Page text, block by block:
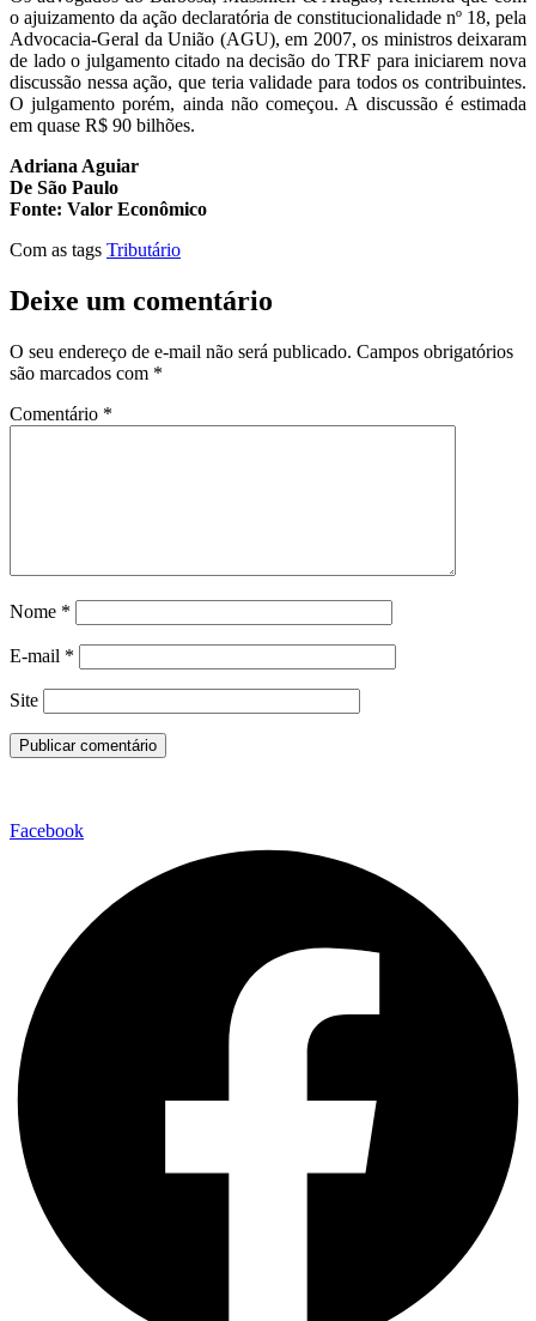
o ajuizamento da ação declaratória de constitucionalidade nº 18, pela
Advocacia-Geral da União (AGU), em 2007, os ministros deixaram
de lado o julgamento citado na decisão do TRF para iniciarem nova
discussão nessa ação, que teria validade para todos os contribuintes.
O julgamento porém, ainda não começou. A discussão é estimada
em quase R$ 90 bilhões.
Adriana Aguiar
De São Paulo
Fonte: Valor Econômico
Com as tags Tributário
Deixe um comentário
O seu endereço de e-mail não será publicado. Campos obrigatórios
são marcados com *
Comentário *
Nome *
E-mail *
Site
Facebook